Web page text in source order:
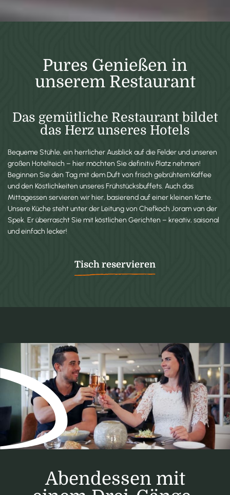
Pures Genießen in
unserem Restaurant
Das gemütliche Restaurant bildet
das Herz unseres Hotels
Bequeme Stühle, ein herrlicher Ausblick auf die Felder und unseren
großen Hotelteich – hier möchten Sie definitiv Platz nehmen!
Beginnen Sie den Tag mit dem Duft von frisch gebrühtem Kaffee
und den Köstlichkeiten unseres Frühstücksbuffets. Auch das
Mittagessen servieren wir hier, basierend auf einer kleinen Karte.
Unsere Küche steht unter der Leitung von Chefkoch Joram van der
Spek. Er überrascht Sie mit köstlichen Gerichten – kreativ, saisonal
und einfach lecker!
Tisch reservieren
Abendessen mit